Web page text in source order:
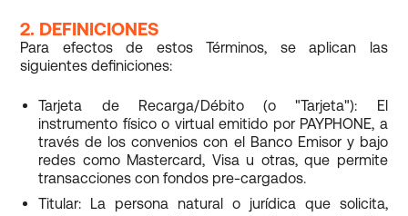
2. DEFINICIONES
Para efectos de estos Términos, se aplican las
siguientes definiciones:
Tarjeta de Recarga/Débito (o "Tarjeta"): El
instrumento físico o virtual emitido por PAYPHONE, a
través de los convenios con el Banco Emisor y bajo
redes como Mastercard, Visa u otras, que permite
transacciones con fondos pre-cargados.
Titular: La persona natural o jurídica que solicita,